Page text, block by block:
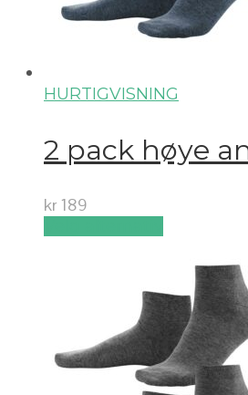
HURTIGVISNING
2 pack høye
kr 189